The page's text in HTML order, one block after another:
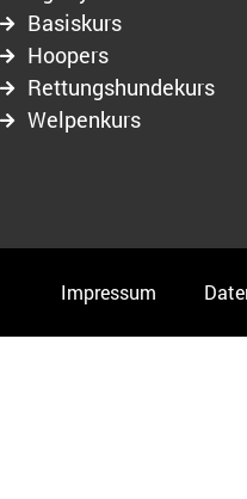
Basiskurs
Hoopers
Rettungshundekurs
Welpenkurs
Impressum